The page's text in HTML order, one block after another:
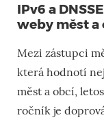
IPv6 a
weby měst a
Mezi zástupci
která hodnotí
měst a obcí,
ročník je